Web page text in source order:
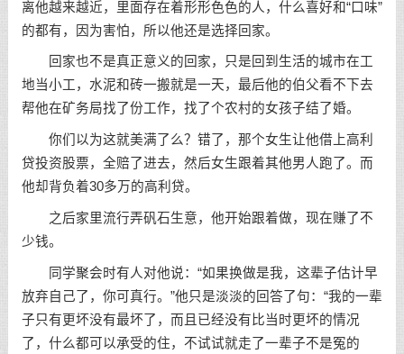
离他越来越近，里面存在着形形色色的人，什么喜好和“口味”
的都有，因为害怕，所以他还是选择回家。
回家也不是真正意义的回家，只是回到生活的城市在工
地当小工，水泥和砖一搬就是一天，最后他的伯父看不下去
帮他在矿务局找了份工作，找了个农村的女孩子结了婚。
你们以为这就美满了么？错了，那个女生让他借上高利
贷投资股票，全赔了进去，然后女生跟着其他男人跑了。而
他却背负着30多万的高利贷。
之后家里流行弄矾石生意，他开始跟着做，现在赚了不
少钱。
同学聚会时有人对他说：“如果换做是我，这辈子估计早
放弃自己了，你可真行。”他只是淡淡的回答了句：“我的一辈
子只有更坏没有最坏了，而且已经没有比当时更坏的情况
了，什么都可以承受的住，不试试就走了一辈子不是冤的